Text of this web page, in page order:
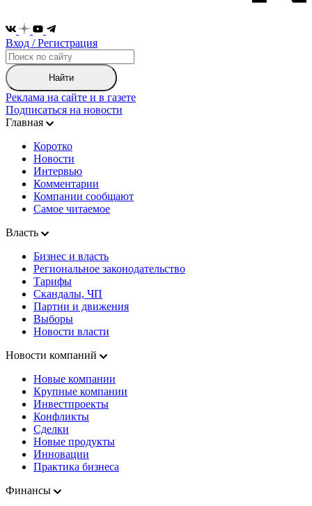
Вход / Регистрация
Найти
Реклама на сайте и в газете
Подписаться на новости
Главная
Коротко
Новости
Интервью
Комментарии
Компании сообщают
Самое читаемое
Власть
Бизнес и власть
Региональное законодательство
Тарифы
Скандалы, ЧП
Партии и движения
Выборы
Новости власти
Новости компаний
Новые компании
Крупные компании
Инвестпроекты
Конфликты
Сделки
Новые продукты
Инновации
Практика бизнеса
Финансы